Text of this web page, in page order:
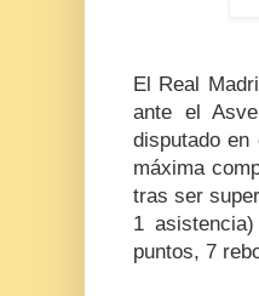
El Real
ante el
disputado
máxima
tras ser
1
puntos, 7